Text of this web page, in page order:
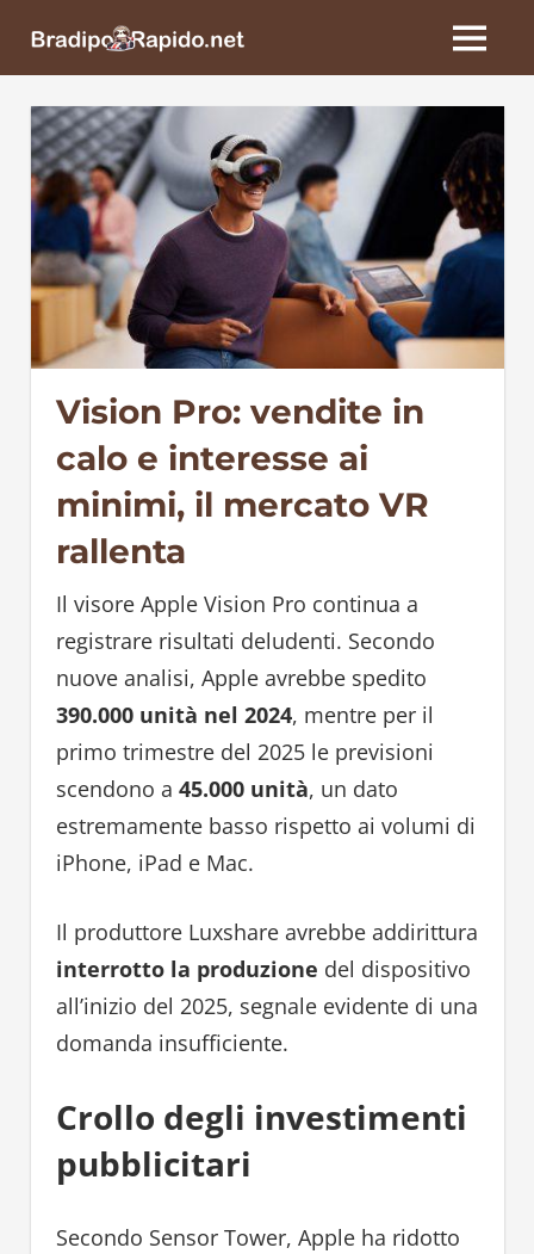
BradipoRapido.net
MENU
Vision Pro: vendite in
calo e interesse ai
minimi, il mercato VR
rallenta
Il visore Apple Vision Pro continua a
registrare risultati deludenti. Secondo
nuove analisi, Apple avrebbe spedito
390.000 unità nel 2024, mentre per il
primo trimestre del 2025 le previsioni
scendono a 45.000 unità, un dato
estremamente basso rispetto ai volumi di
iPhone, iPad e Mac.
Il produttore Luxshare avrebbe addirittura
interrotto la produzione del dispositivo
all’inizio del 2025, segnale evidente di una
domanda insufficiente.
Crollo degli investimenti
pubblicitari
Secondo Sensor Tower, Apple ha ridotto